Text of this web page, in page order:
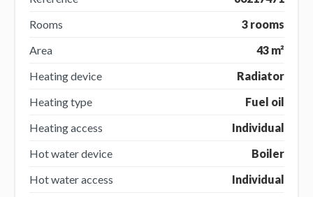
Rooms
3 rooms
Area
43 m²
Heating device
Radiator
Heating type
Fuel oil
Heating access
Individual
Hot water device
Boiler
Hot water access
Individual